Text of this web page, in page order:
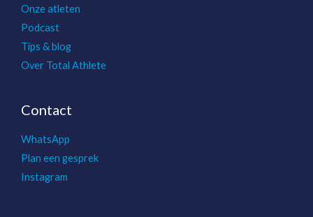
Onze atleten
Podcast
Tips & blog
Over Total Athlete
Contact
WhatsApp
Plan een gesprek
Instagram